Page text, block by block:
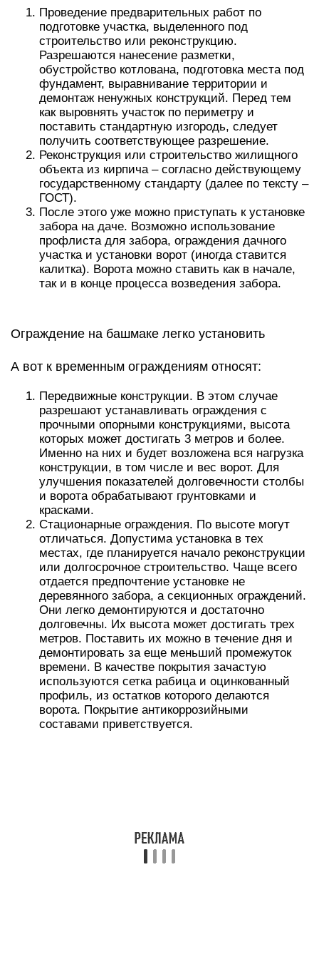
Проведение предварительных работ по
подготовке участка, выделенного под
строительство или реконструкцию.
Разрешаются нанесение разметки,
обустройство котлована, подготовка места под
фундамент, выравнивание территории и
демонтаж ненужных конструкций. Перед тем
как выровнять участок по периметру и
поставить стандартную изгородь, следует
получить соответствующее разрешение.
Реконструкция или строительство жилищного
объекта из кирпича – согласно действующему
государственному стандарту (далее по тексту –
ГОСТ).
После этого уже можно приступать к установке
забора на даче. Возможно использование
профлиста для забора, ограждения дачного
участка и установки ворот (иногда ставится
калитка). Ворота можно ставить как в начале,
так и в конце процесса возведения забора.
Ограждение на башмаке легко установить
А вот к временным ограждениям относят:
Передвижные конструкции. В этом случае
разрешают устанавливать ограждения с
прочными опорными конструкциями, высота
которых может достигать 3 метров и более.
Именно на них и будет возложена вся нагрузка
конструкции, в том числе и вес ворот. Для
улучшения показателей долговечности столбы
и ворота обрабатывают грунтовками и
красками.
Стационарные ограждения. По высоте могут
отличаться. Допустима установка в тех
местах, где планируется начало реконструкции
или долгосрочное строительство. Чаще всего
отдается предпочтение установке не
деревянного забора, а секционных ограждений.
Они легко демонтируются и достаточно
долговечны. Их высота может достигать трех
метров. Поставить их можно в течение дня и
демонтировать за еще меньший промежуток
времени. В качестве покрытия зачастую
используются сетка рабица и оцинкованный
профиль, из остатков которого делаются
ворота. Покрытие антикоррозийными
составами приветствуется.